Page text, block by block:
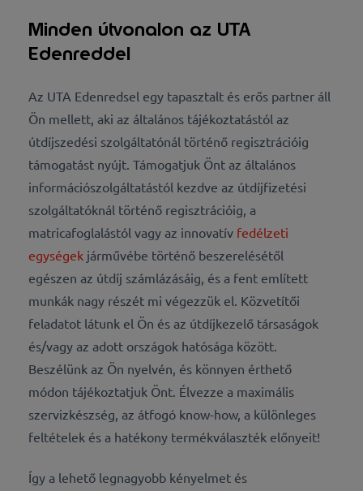
Minden útvonalon az UTA
Edenreddel
Az UTA Edenredsel egy tapasztalt és erős partner áll
Ön mellett, aki az általános tájékoztatástól az
útdíjszedési szolgáltatónál történő regisztrációig
támogatást nyújt. Támogatjuk Önt az általános
információszolgáltatástól kezdve az útdíjfizetési
szolgáltatóknál történő regisztrációig, a
matricafoglalástól vagy az innovatív fedélzeti
egységek járművébe történő beszerelésétől
egészen az útdíj számlázásáig, és a fent említett
munkák nagy részét mi végezzük el. Közvetítői
feladatot látunk el Ön és az útdíjkezelő társaságok
és/vagy az adott országok hatósága között.
Beszélünk az Ön nyelvén, és könnyen érthető
módon tájékoztatjuk Önt. Élvezze a maximális
szervizkészség, az átfogó know-how, a különleges
feltételek és a hatékony termékválaszték előnyeit!
Így a lehető legnagyobb kényelmet és